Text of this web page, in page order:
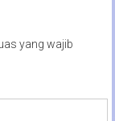
yang wajib